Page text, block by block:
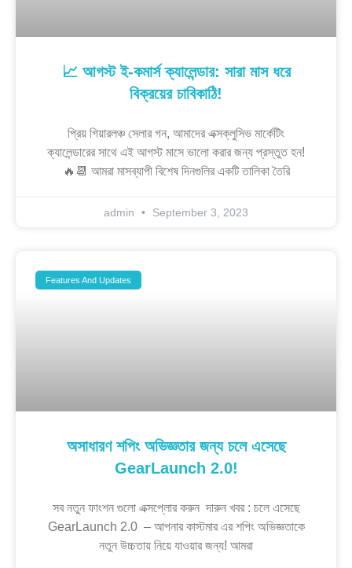
📈 আগস্ট ই-কমার্স ক্যালেন্ডার: সারা মাস ধরে
বিক্রয়ের চাবিকাঠি!
প্রিয় গিয়ারলঞ্চ সেলার গন, আমাদের এক্সক্লুসিভ মার্কেটিং
ক্যালেন্ডারের সাথে এই আগস্ট মাসে ভালো করার জন্য প্রস্তুত হন!
🔥📆 আমরা মাসব্যাপী বিশেষ দিনগুলির একটি তালিকা তৈরি
admin September 3, 2023
Features And Updates
অসাধারণ শপিং অভিজ্ঞতার জন্য চলে এসেছে
GearLaunch 2.0!
সব নতুন ফাংশন গুলো এক্সপ্লোর করুন দারুন খবর : চলে এসেছে
GearLaunch 2.0 – আপনার কাস্টমার এর শপিং অভিজ্ঞতাকে
নতুন উচ্চতায় নিয়ে যাওয়ার জন্য! আমরা